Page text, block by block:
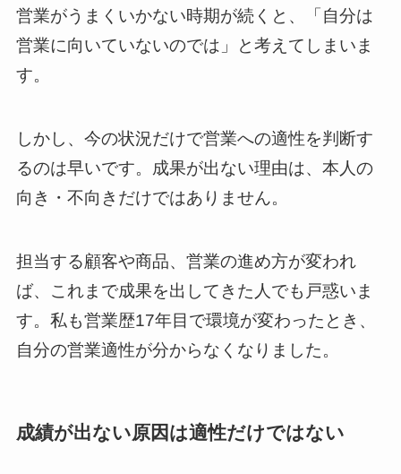
営業がうまくいかない時期が続くと、「自分は
営業に向いていないのでは」と考えてしまいま
す。
しかし、今の状況だけで営業への適性を判断す
るのは早いです。成果が出ない理由は、本人の
向き・不向きだけではありません。
担当する顧客や商品、営業の進め方が変われ
ば、これまで成果を出してきた人でも戸惑いま
す。私も営業歴17年目で環境が変わったとき、
自分の営業適性が分からなくなりました。
成績が出ない原因は適性だけではない